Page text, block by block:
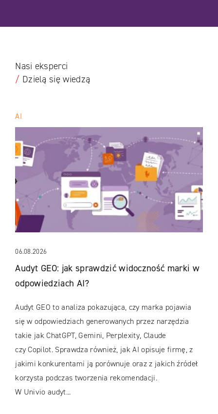
Nasi eksperci
/ Dzielą się wiedzą
06.08.2026
Audyt GEO: jak sprawdzić widoczność marki w
odpowiedziach AI?
AI
Audyt GEO to analiza pokazująca, czy marka pojawia
się w odpowiedziach generowanych przez narzędzia
takie jak ChatGPT, Gemini, Perplexity, Claude
czy Copilot. Sprawdza również, jak AI opisuje firmę, z
jakimi konkurentami ją porównuje oraz z jakich źródeł
korzysta podczas tworzenia rekomendacji.
W Univio audyt...